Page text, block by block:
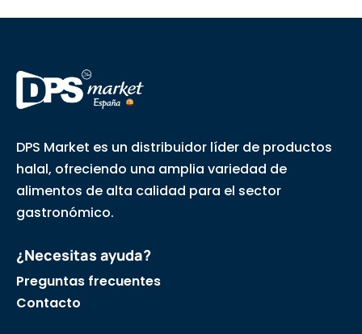
DPS Market es un distribuidor líder de productos
halal, ofreciendo una amplia variedad de
alimentos de alta calidad para el sector
gastronómico.
¿Necesitas ayuda?
Preguntas frecuentes
Contacto